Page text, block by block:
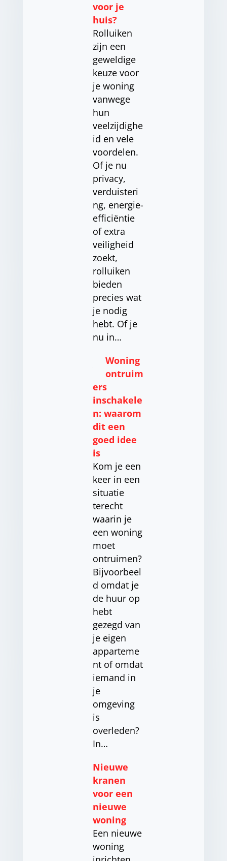
voor je
huis?
Rolluiken
zijn een
geweldige
keuze voor
je woning
vanwege
hun
veelzijdighe
id en vele
voordelen.
Of je nu
privacy,
verduisteri
ng, energie-
efficiëntie
of extra
veiligheid
zoekt,
rolluiken
bieden
precies wat
je nodig
hebt. Of je
nu in…
Woning
ontruim
ers
inschakele
n: waarom
dit een
goed idee
is
Kom je een
keer in een
situatie
terecht
waarin je
een woning
moet
ontruimen?
Bijvoorbeel
d omdat je
de huur op
hebt
gezegd van
je eigen
apparteme
nt of omdat
iemand in
je
omgeving
is
overleden?
In…
Nieuwe
kranen
voor een
nieuwe
woning
Een nieuwe
woning